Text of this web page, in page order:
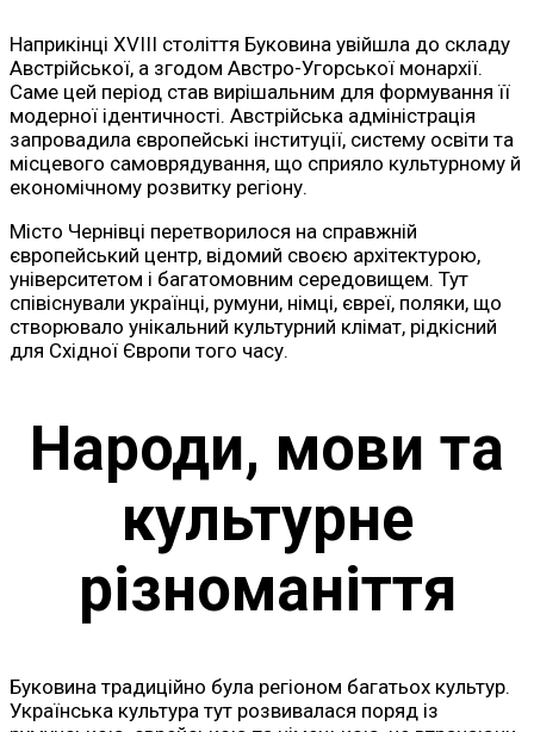
Наприкінці XVIII століття Буковина увійшла до складу
Австрійської, а згодом Австро-Угорської монархії.
Саме цей період став вирішальним для формування її
модерної ідентичності. Австрійська адміністрація
запровадила європейські інституції, систему освіти та
місцевого самоврядування, що сприяло культурному й
економічному розвитку регіону.
Місто Чернівці перетворилося на справжній
європейський центр, відомий своєю архітектурою,
університетом і багатомовним середовищем. Тут
співіснували українці, румуни, німці, євреї, поляки, що
створювало унікальний культурний клімат, рідкісний
для Східної Європи того часу.
Народи, мови та
культурне
різноманіття
Буковина традиційно була регіоном багатьох культур.
Українська культура тут розвивалася поряд із